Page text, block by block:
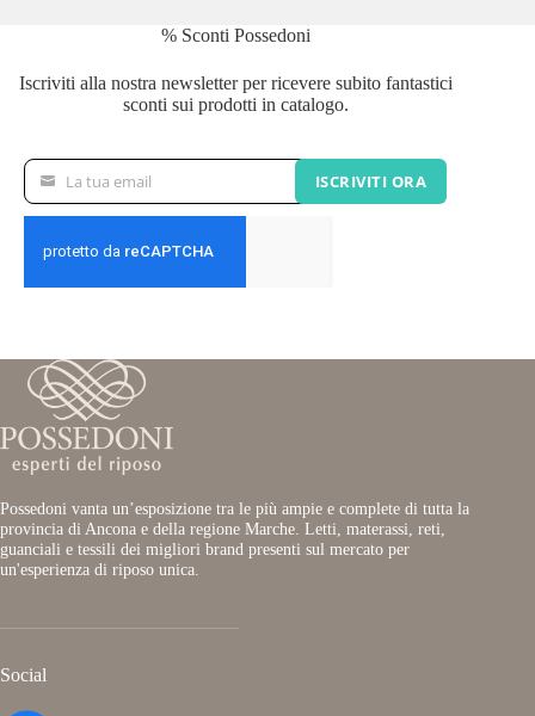
% Sconti Possedoni
Iscriviti alla nostra newsletter per ricevere subito fantastici
sconti sui prodotti in catalogo.
La
tua
La tua email ISCRIVITI ORA
Possedoni vanta un’esposizione tra le più ampie e complete di tutta la
provincia di Ancona e della regione Marche. Letti, materassi, reti,
guanciali e tessili dei migliori brand presenti sul mercato per
un'esperienza di riposo unica.
Social